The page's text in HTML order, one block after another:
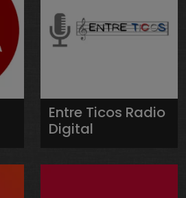
Entre Ticos Radio
Digital